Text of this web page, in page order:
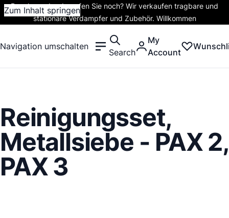
Zum Inhalt springen
Rauchen oder dampfen Sie noch? Wir verkaufen tragbare und
stationäre Verdampfer und Zubehör. Willkommen
Navigation umschalten
Search
My
Account
Reinigungsset,
Metallsiebe - PAX 2,
PAX 3